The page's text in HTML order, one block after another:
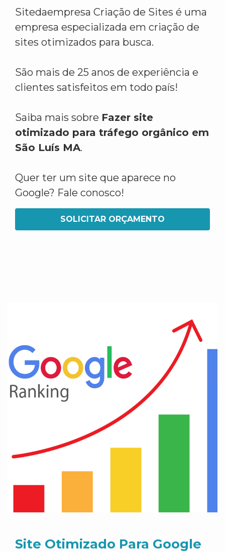
Sitedaempresa Criação de Sites é uma
empresa especializada em criação de
sites otimizados para busca.
São mais de 25 anos de experiência e
clientes satisfeitos em todo país!
Saiba mais sobre Fazer site
otimizado para tráfego orgânico em
São Luís MA.
Quer ter um site que aparece no
Google? Fale conosco!
SOLICITAR ORÇAMENTO
Site Otimizado Para Google